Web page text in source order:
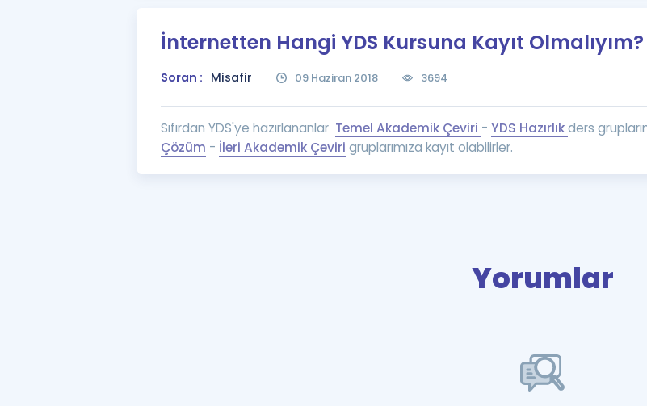
İnternetten Hangi YDS Kursuna Kayıt Olmalıyım?
Soran : Misafir 09 Haziran 2018 3694
Sıfırdan YDS'ye hazırlananlar Temel Akademik Çeviri - YDS Hazırlıkders
Çözüm - İleri Akademik Çeviri gruplarımıza kayıt olabilirler.
Yorumlar